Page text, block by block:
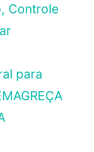
Controle
para